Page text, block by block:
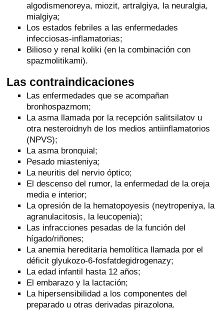
algodismenoreya, miozit, artralgiya, la neuralgia,
mialgiya;
Los estados febriles a las enfermedades
infecciosas-inflamatorias;
Bilioso y renal koliki (en la combinación con
spazmolitikami).
Las contraindicaciones
Las enfermedades que se acompañan
bronhospazmom;
La asma llamada por la recepción salitsilatov u
otra nesteroidnyh de los medios antiinflamatorios
(NPVS);
La asma bronquial;
Pesado miasteniya;
La neuritis del nervio óptico;
El descenso del rumor, la enfermedad de la oreja
media e interior;
La opresión de la hematopoyesis (neytropeniya, la
agranulacitosis, la leucopenia);
Las infracciones pesadas de la función del
hígado/riñones;
La anemia hereditaria hemolítica llamada por el
déficit glyukozo-6-fosfatdegidrogenazy;
La edad infantil hasta 12 años;
El embarazo y la lactación;
La hipersensibilidad a los componentes del
preparado u otras derivadas pirazolona.